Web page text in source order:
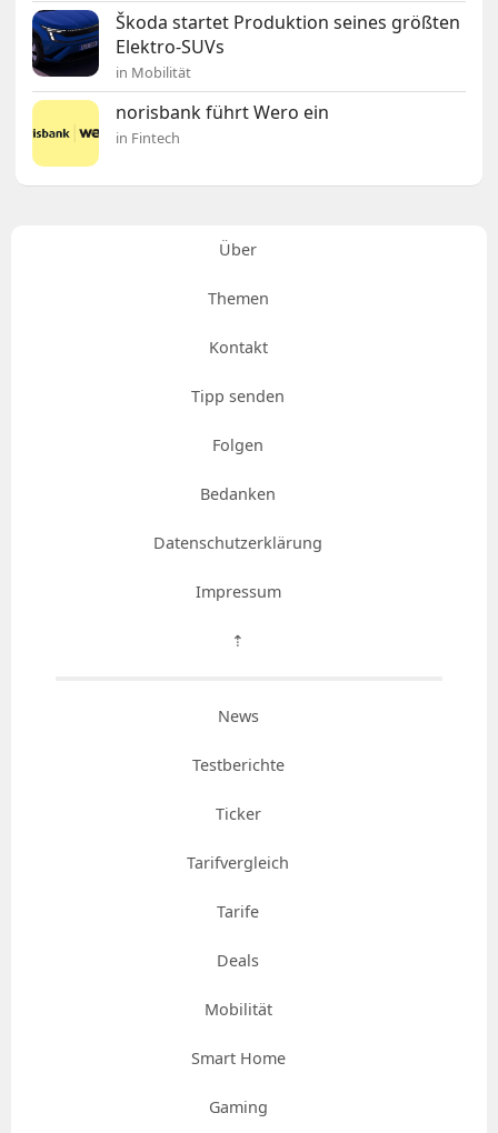
Škoda startet Produktion seines größten
Elektro-SUVs
in Mobilität
norisbank führt Wero ein
in Fintech
Über
Themen
Kontakt
Tipp senden
Folgen
Bedanken
Datenschutzerklärung
Impressum
⇡
News
Testberichte
Ticker
Tarifvergleich
Tarife
Deals
Mobilität
Smart Home
Gaming